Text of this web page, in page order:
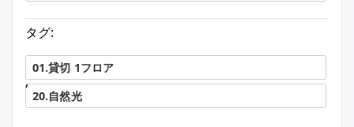
タグ:
01.貸切 1フロア
,
20.自然光